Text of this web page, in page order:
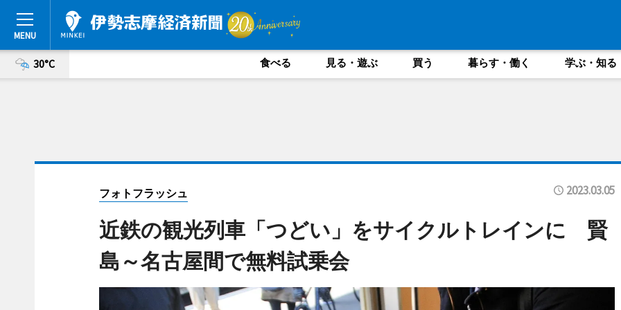
30°C 食べる 見る・遊ぶ 買う 暮らす・働く 学ぶ・知る
フォトフラッシュ 2023.03.05
近鉄の観光列車「つどい」をサイクルトレインに 賢
島～名古屋間で無料試乗会